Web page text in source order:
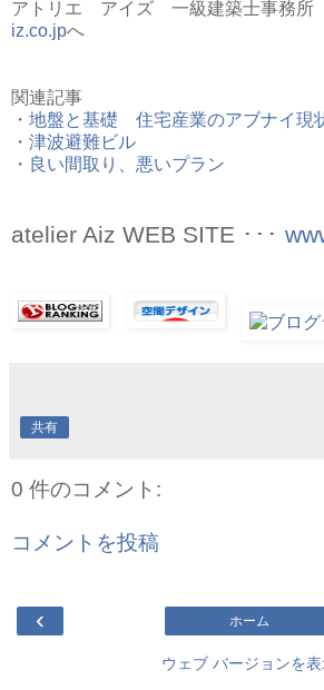
アトリエ アイズ 一級建築士事務
iz.co.jpへ
関連記事
・ 地盤と基礎 住宅産業のアブナイ現
・ 津波避難ビル
・ 良い間取り、悪いプラン
atelier Aiz WEB SITE ･･･
共有
0 件のコメント:
コメントを投稿
‹ ホーム
ウェブ バージョンを